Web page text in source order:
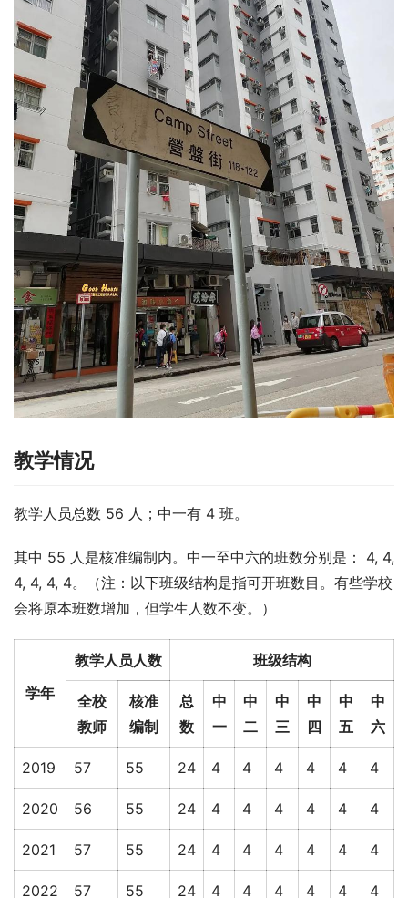
教学情况
教学人员总数 56 人；中一有 4 班。
其中 55 人是核准编制内。中一至中六的班数分别是： 4, 4,
4, 4, 4, 4。（注：以下班级结构是指可开班数目。有些学校
会将原本班数增加，但学生人数不变。）
学年
教学人员人数 班级结构
全校
教师
核准
编制
总
数
中
一
中
二
中
三
中
四
中
五
中
六
2019 57 55 24 4 4 4 4 4 4
2020 56 55 24 4 4 4 4 4 4
2021 57 55 24 4 4 4 4 4 4
2022 57 55 24 4 4 4 4 4 4